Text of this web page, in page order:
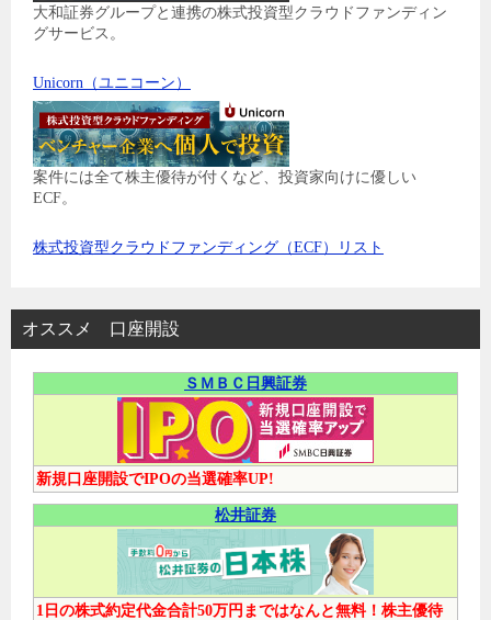
大和証券グループと連携の株式投資型クラウドファンディン
グサービス。
Unicorn（ユニコーン）
案件には全て株主優待が付くなど、投資家向けに優しい
ECF。
株式投資型クラウドファンディング（ECF）リスト
オススメ 口座開設
ＳＭＢＣ日興証券
新規口座開設でIPOの当選確率UP!
松井証券
1日の株式約定代金合計50万円まではなんと無料！株主優待